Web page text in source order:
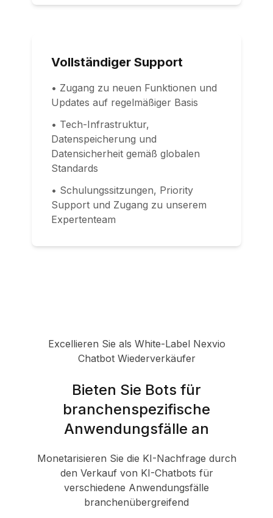
Vollständiger Support
• Zugang zu neuen Funktionen und
Updates auf regelmäßiger Basis
• Tech-Infrastruktur,
Datenspeicherung und
Datensicherheit gemäß globalen
Standards
• Schulungssitzungen, Priority
Support und Zugang zu unserem
Expertenteam
Excellieren Sie als White-Label Nexvio
Chatbot Wiederverkäufer
Bieten Sie Bots für
branchenspezifische
Anwendungsfälle an
Monetarisieren Sie die KI-Nachfrage durch
den Verkauf von KI-Chatbots für
verschiedene Anwendungsfälle
branchenübergreifend